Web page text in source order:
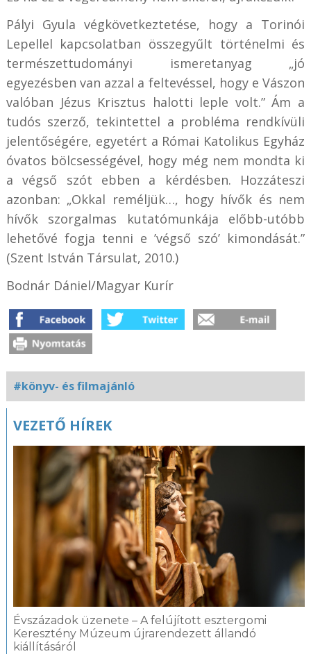
Pályi Gyula végkövetkeztetése, hogy a Torinói
Lepellel kapcsolatban összegyűlt történelmi és
természettudományi ismeretanyag „jó
egyezésben van azzal a feltevéssel, hogy e Vászon
valóban Jézus Krisztus halotti leple volt.” Ám a
tudós szerző, tekintettel a probléma rendkívüli
jelentőségére, egyetért a Római Katolikus Egyház
óvatos bölcsességével, hogy még nem mondta ki
a végső szót ebben a kérdésben. Hozzáteszi
azonban: „Okkal reméljük…, hogy hívők és nem
hívők szorgalmas kutatómunkája előbb-utóbb
lehetővé fogja tenni e ’végső szó’ kimondását.”
(Szent István Társulat, 2010.)
Bodnár Dániel/Magyar Kurír
#könyv- és filmajánló
VEZETŐ HÍREK
Évszázadok üzenete – A felújított esztergomi
Keresztény Múzeum újrarendezett állandó
kiállításáról